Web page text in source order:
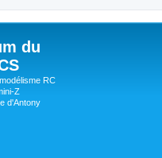
du
RC
Z
d'Antony